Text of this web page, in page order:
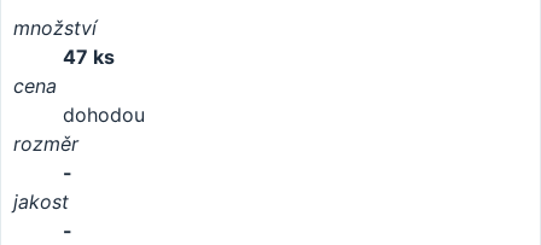
množství
47 ks
cena
dohodou
rozměr
-
jakost
-